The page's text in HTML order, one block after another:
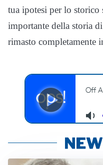
tua ipotesi per lo storico
importante della storia
rimasto completamente